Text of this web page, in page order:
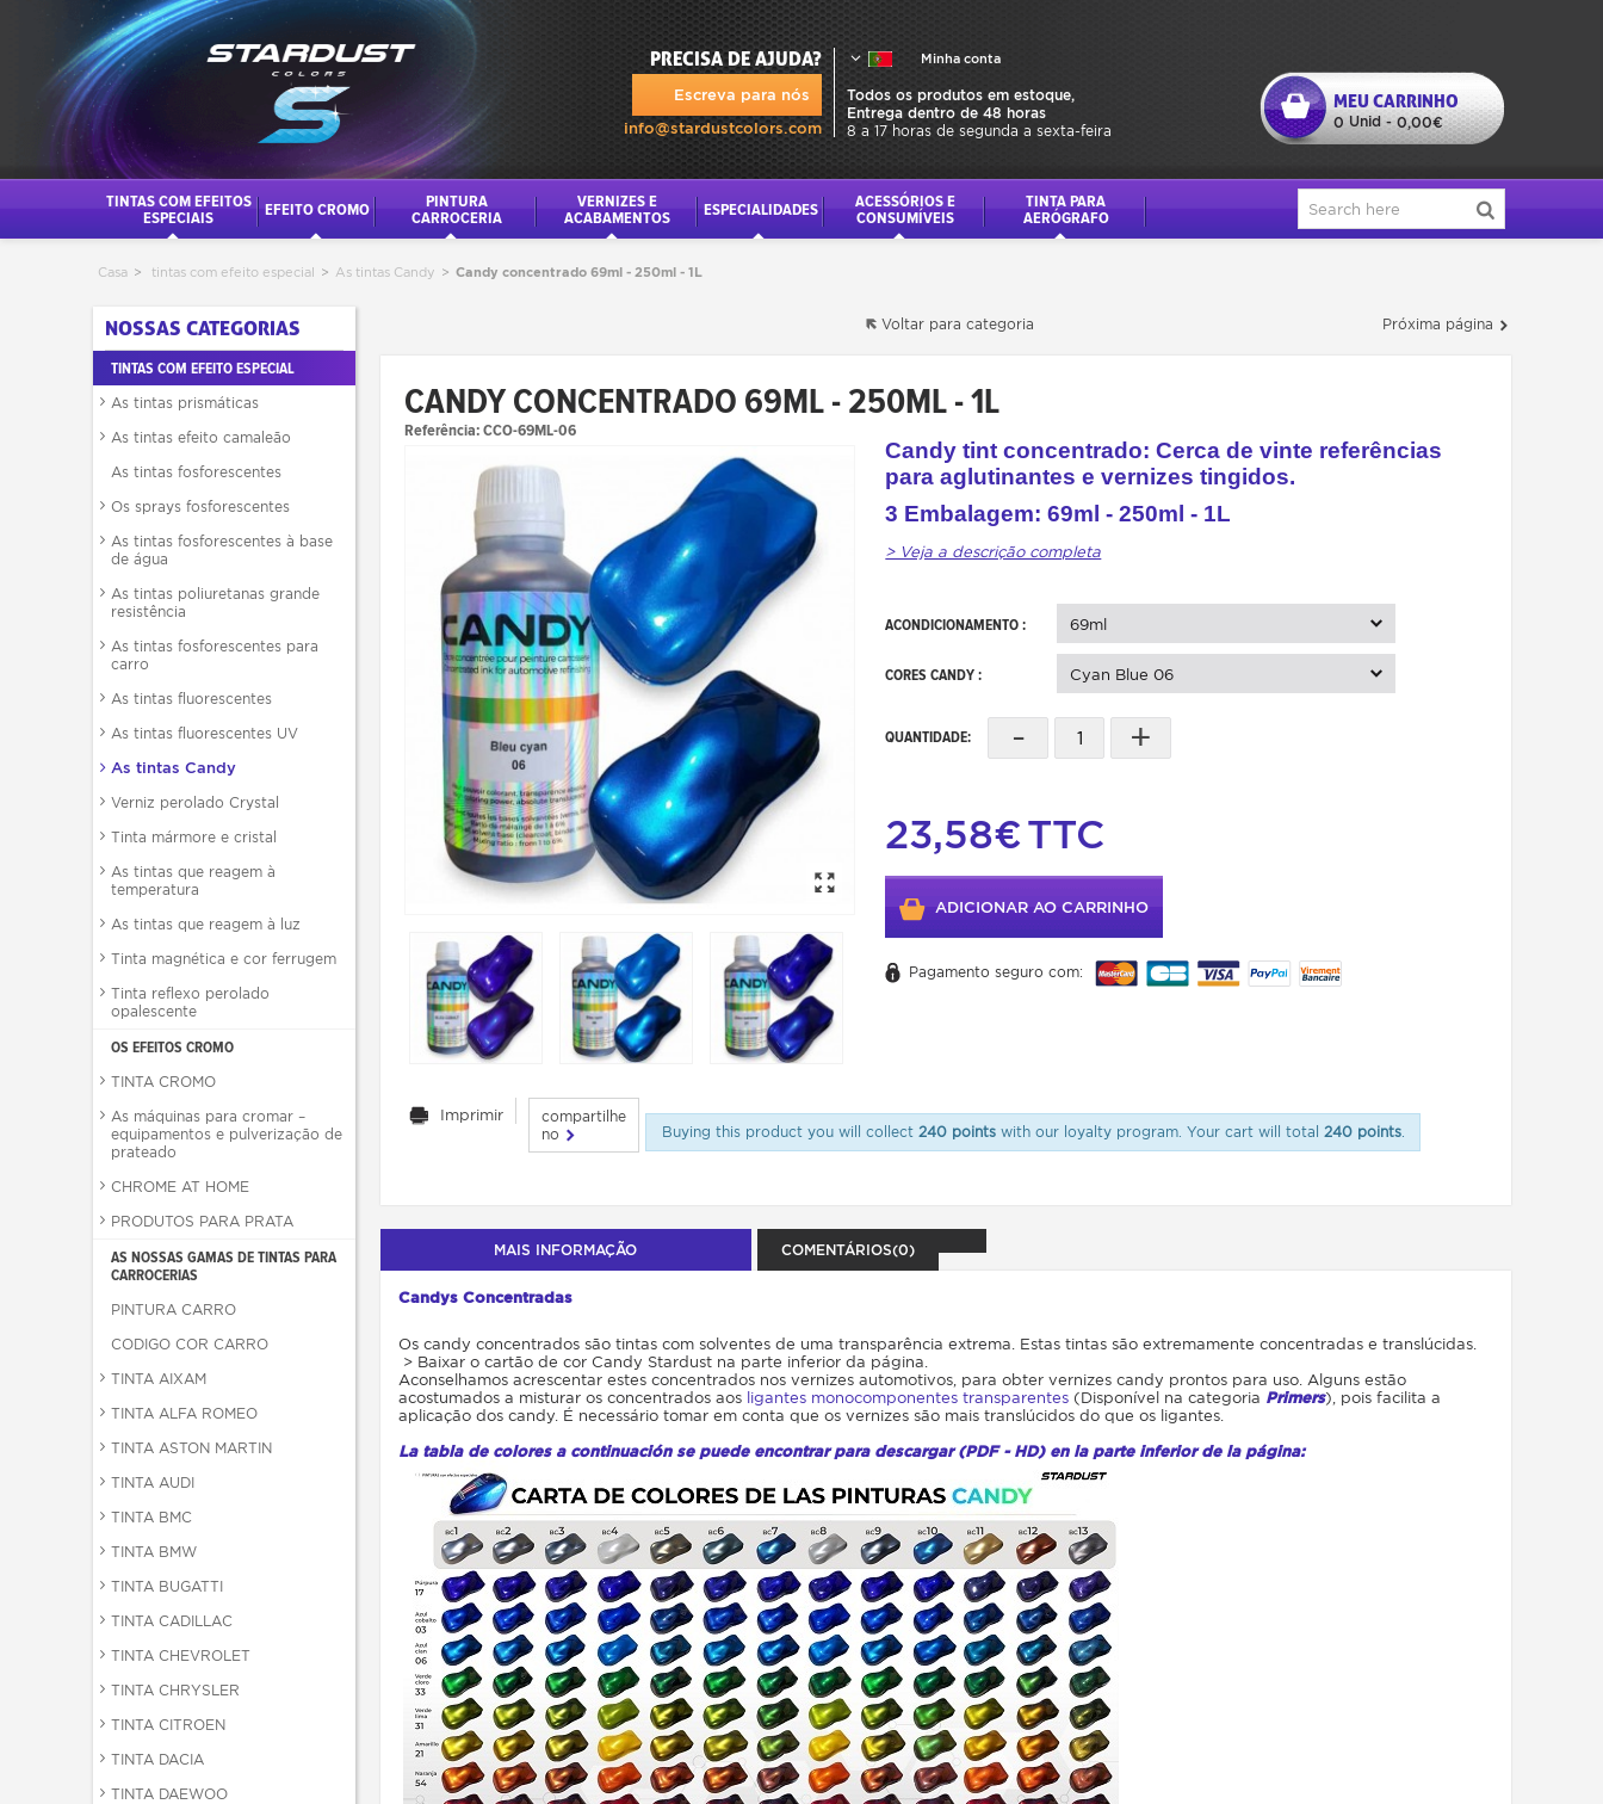
MEU CARRINHO
0 Unid - 0,00€
PRECISA DE AJUDA?
Escreva para nós
info@stardustcolors.com
Minha conta
Todos os produtos em estoque,
Entrega dentro de 48 horas
8 a 17 horas de segunda a sexta-feira
TINTAS COM EFEITOS
ESPECIAIS
EFEITO CROMO
PINTURA
CARROCERIA
VERNIZES E
ACABAMENTOS
ESPECIALIDADES
ACESSÓRIOS E
CONSUMÍVEIS
TINTA PARA
AERÓGRAFO
Casa > tintas com efeito especial > As tintas Candy > Candy concentrado 69ml - 250ml - 1L
NOSSAS CATEGORIAS
TINTAS COM EFEITO ESPECIAL
As tintas prismáticas
As tintas efeito camaleão
As tintas fosforescentes
Os sprays fosforescentes
As tintas fosforescentes à base
de água
As tintas poliuretanas grande
resistência
As tintas fosforescentes para
carro
As tintas fluorescentes
As tintas fluorescentes UV
As tintas Candy
Verniz perolado Crystal
Tinta mármore e cristal
As tintas que reagem à
temperatura
As tintas que reagem à luz
Tinta magnética e cor ferrugem
Tinta reflexo perolado
opalescente
OS EFEITOS CROMO
TINTA CROMO
As máquinas para cromar –
equipamentos e pulverização de
prateado
CHROME AT HOME
PRODUTOS PARA PRATA
AS NOSSAS GAMAS DE TINTAS PARA
CARROCERIAS
PINTURA CARRO
CODIGO COR CARRO
TINTA AIXAM
TINTA ALFA ROMEO
TINTA ASTON MARTIN
TINTA AUDI
TINTA BMC
TINTA BMW
TINTA BUGATTI
TINTA CADILLAC
TINTA CHEVROLET
TINTA CHRYSLER
TINTA CITROEN
TINTA DACIA
TINTA DAEWOO
Próxima página
Voltar para categoria
CANDY CONCENTRADO 69ML - 250ML - 1L
Referência:CCO-69ML-06
Candy tint concentrado: Cerca de vinte referências
para aglutinantes e vernizes tingidos.
3 Embalagem: 69ml - 250ml - 1L
> Veja a descrição completa
ACONDICIONAMENTO : 69ml
CORES CANDY : Cyan Blue 06
QUANTIDADE: - +
23,58€TTC
ADICIONAR AO CARRINHO
Pagamento seguro com:
Imprimir
compartilhe
no
Buying this product you will collect 240 pointswith our loyalty program. Your cart will total 240 points.
MAIS INFORMAÇÃO COMENTÁRIOS(0)
Candys Concentradas
Os candy concentrados são tintas com solventes de uma transparência extrema. Estas tintas são extremamente concentradas e translúcidas.
> Baixar o cartão de cor Candy Stardust na parte inferior da página.
Aconselhamos acrescentar estes concentrados nos vernizes automotivos, para obter vernizes candy prontos para uso. Alguns estão
acostumados a misturar os concentrados aos ligantes monocomponentes transparentes (Disponível na categoria Primers), pois facilita a
aplicação dos candy. É necessário tomar em conta que os vernizes são mais translúcidos do que os ligantes.
La tabla de colores a continuación se puede encontrar para descargar (PDF - HD) en la parte inferior de la página: